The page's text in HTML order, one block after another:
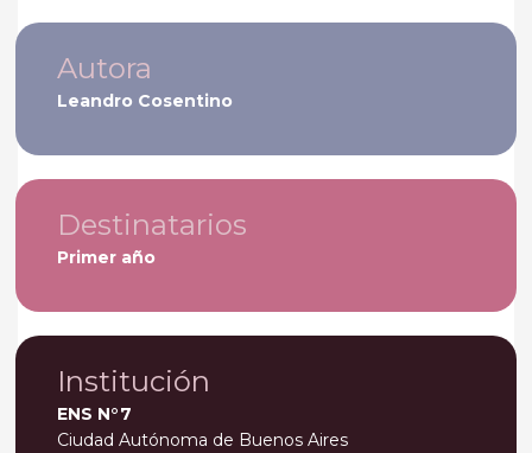
Autora
Leandro Cosentino
Destinatarios
Primer año
Institución
ENS N°7
Ciudad Autónoma de Buenos Aires